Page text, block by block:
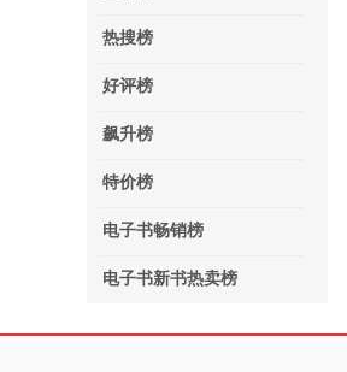
热搜榜
好评榜
飙升榜
特价榜
电子书畅销榜
电子书新书热卖榜